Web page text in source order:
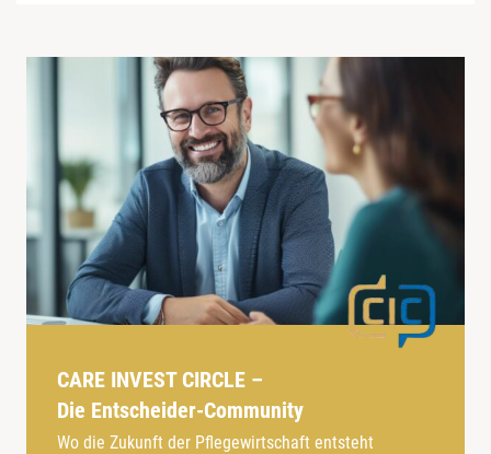
CARE INVEST CIRCLE –
Die Entscheider-Community
Wo die Zukunft der Pflegewirtschaft entsteht